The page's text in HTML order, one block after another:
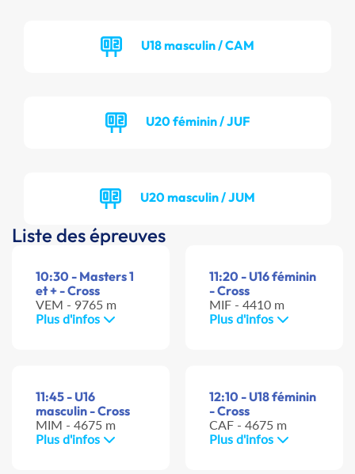
U18 masculin / CAM
U20 féminin / JUF
U20 masculin / JUM
Liste des épreuves
10:30 - Masters 1
et + - Cross
VEM - 9765 m
Plus d'infos
11:20 - U16 féminin
- Cross
MIF - 4410 m
Plus d'infos
11:45 - U16
masculin - Cross
MIM - 4675 m
Plus d'infos
12:10 - U18 féminin
- Cross
CAF - 4675 m
Plus d'infos